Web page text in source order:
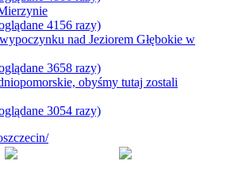
4156 razy)
nad Jeziorem Głębokie w
3658 razy)
obyśmy tutaj zostali
3054 razy)